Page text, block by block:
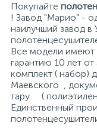
Покупайте
! Завод "Марио" -
наилучший завод в
Все модели имеют
гарантию 10 лет
комплект ( набор)
Маевского ,
тару (
Единственный